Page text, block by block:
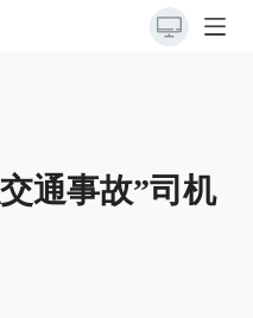
通事故”司机